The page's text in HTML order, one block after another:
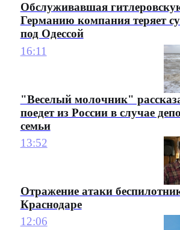
Обслуживавшая
Германию компания теряет
под Одессой
16:11
"Веселый молочник"
поедет из России в случае
семьи
13:52
Отражение атаки
Краснодаре
12:06